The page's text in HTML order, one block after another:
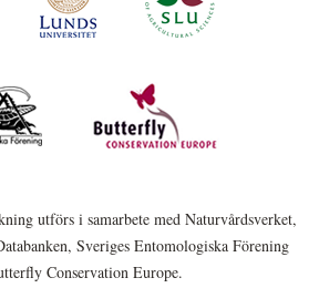
utförs i samarbete med Naturvårdsverket,
Sveriges Entomologiska Förening
Conservation Europe.